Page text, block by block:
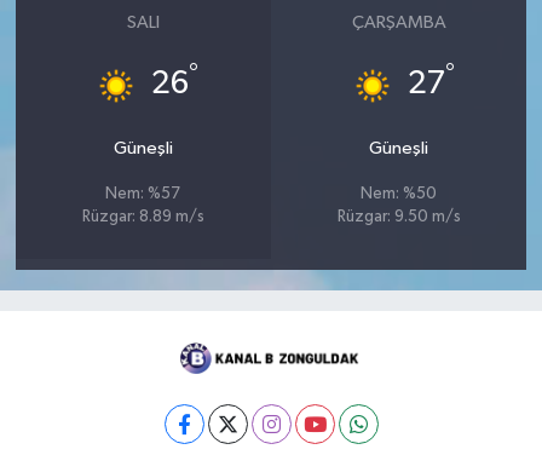
SALI
26°
Güneşli
Nem: %57
Rüzgar: 8.89 m/s
ÇARŞAMBA
27°
Güneşli
Nem: %50
Rüzgar: 9.50 m/s